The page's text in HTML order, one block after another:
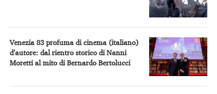
Venezia 83 profuma di cinema (italiano)
d’autore: dal rientro storico di Nanni
Moretti al mito di Bernardo Bertolucci